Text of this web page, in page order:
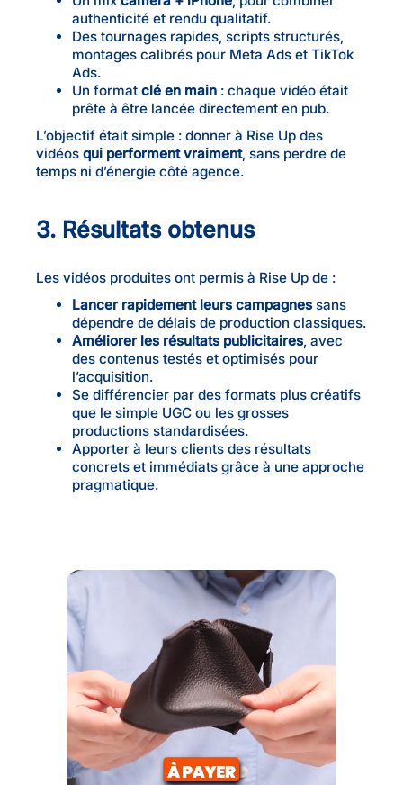
authenticité et rendu qualitatif.
Des tournages rapides, scripts structurés,
montages calibrés pour Meta Ads et TikTok
Ads.
Un format clé en main : chaque vidéo était
prête à être lancée directement en pub.
L’objectif était simple : donner à Rise Up des
vidéos qui performent vraiment, sans perdre de
temps ni d’énergie côté agence.
3. Résultats obtenus
Les vidéos produites ont permis à Rise Up de :
Lancer rapidement leurs campagnes sans
dépendre de délais de production classiques.
Améliorer les résultats publicitaires, avec
des contenus testés et optimisés pour
l’acquisition.
Se différencier par des formats plus créatifs
que le simple UGC ou les grosses
productions standardisées.
Apporter à leurs clients des résultats
concrets et immédiats grâce à une approche
pragmatique.